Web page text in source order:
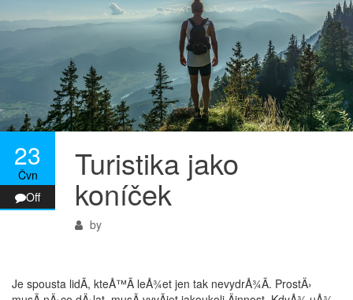
23
Čvn
Off
Turistika jako
koníček
by
Je spousta lidÃ­, kteÅ™Ã­ leÅ¾et jen tak nevydrÅ¾Ã­. ProstÄ›